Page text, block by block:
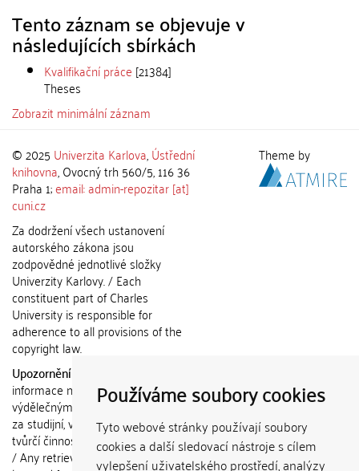
Používáme soubory cookies
Tyto webové stránky používají soubory
cookies a další sledovací nástroje s cílem
vylepšení uživatelského prostředí, analýzy
Tento záznam se objevuje v
následujících sbírkách
Kvalifikační práce [21384]
Theses
Zobrazit minimální záznam
© 2025 Univerzita Karlova,Ústřední
knihovna, Ovocný trh 560/5, 116 36
Praha 1;email: admin-repozitar [at]
cuni.cz
Za dodržení všech ustanovení
autorského zákona jsou
zodpovědné jednotlivé složky
Univerzity Karlovy. / Each
constituent part of Charles
University is responsible for
adherence to all provisions of the
copyright law.
Upozornění / Notice:
informace nemohou být použity k
výdělečným účelům nebo vydávány
za studijní, vědeckou nebo jinou
tvůrčí činnost jiné osoby než autora.
/ Any retrieved information shall not
Theme by